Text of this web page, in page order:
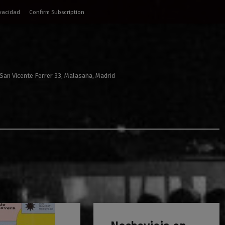
Confirm Subscription
Vicente Ferrer 33, Malasaña, Madrid